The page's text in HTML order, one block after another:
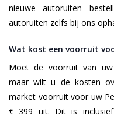
nieuwe autoruiten
autoruiten zelfs bij ons
Wat kost een voorruit
Moet de voorruit van uw
maar wilt u de kosten
market voorruit voor uw
€ 399 uit. Dit is